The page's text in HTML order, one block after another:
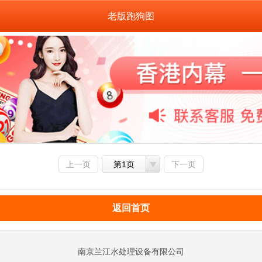
老版跑狗图
上一页 第1页 下一页
返回首页
南京兰江水处理设备有限公司